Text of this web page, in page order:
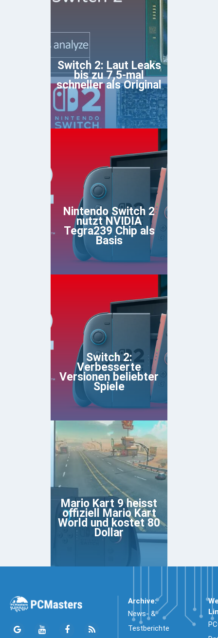
Switch 2: Laut Leaks
bis zu 7,5-mal
schneller als Original
Nintendo Switch 2
nutzt NVIDIA
Tegra239 Chip als
Basis
Switch 2:
Verbesserte
Versionen beliebter
Spiele
Mario Kart 9 heisst
offiziell Mario Kart
World und kostet 80
Dollar
Archive:
News- &
Testberichte